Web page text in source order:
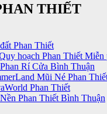
THIẾT
Phan Thiết
hoạch Phan Thiết Miễn
Rí Cửa Bình Thuận
Mũi Né Phan
Phan Thiết
Phan Thiết Bình Thuận